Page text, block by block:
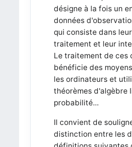
désigne à la fois un
données
qui consiste dans
traitement et leur
Le traitement de ces
bénéficie des
les ordinateurs et
théorèmes d'algèbre
probabilité...
Il convient de
distinction entre les